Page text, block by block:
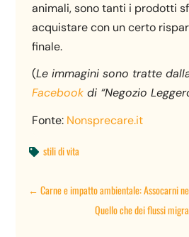
animali, sono tanti i prodotti
acquistare con un certo
finale.
(Le immagini sono tratte
Facebook di “Negozio
Fonte: Nonsprecare.it
 stili di vita
←Carne e impatto ambientale: Assocarni
Quello che dei flussi